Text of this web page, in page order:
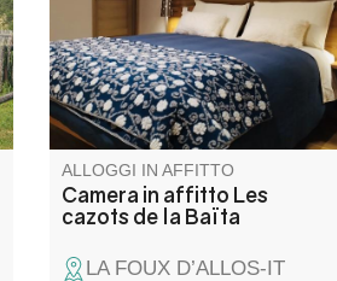
ALLOGGI IN AFFITTO
Camera in affitto Les
cazots de la Baïta
LA FOUX D’ALLOS-IT